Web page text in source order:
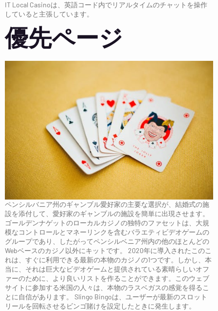
IT Local Casinoは、英語コード内でリアルタイムのチャットを操作
していると主張しています。
優先ページ
ペンシルバニア州のギャンブル愛好家の主要な選択が、結婚式の施
設を添付して、愛好家のギャンブルの施設を簡単に出現させます。
ゴールデンナゲットのローカルカジノの独特のファセットは、大規
模なコントロールとマネーリンクを含むバラエティビデオゲームの
グループであり、したがってペンシルベニア州内の他のほとんどの
Webベースのカジノ以外にキットです。 2020年に導入されたこのこ
れは、すぐに利用できる最新の本物のカジノの1つです。しかし、本
当に、それは巨大なビデオゲームと提供されている素晴らしいオフ
ァーのために、より良いリストを作ることができます。このウェブ
サイトに参加する米国の人々は、本物のラスベガスの感覚を得るこ
とに自信があります。 Slingo Bingoは、ユーザーが最新のスロット
リールを回転させるビンゴ賭けを設定したときに発生します。